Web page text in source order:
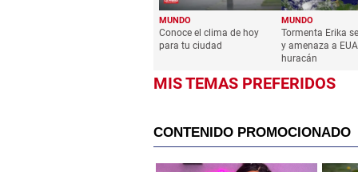
MUNDO
Conoce el clima de hoy
para tu ciudad
MUNDO
Tormenta Erika
y amenaza a
huracán
MIS TEMAS PREFERIDOS